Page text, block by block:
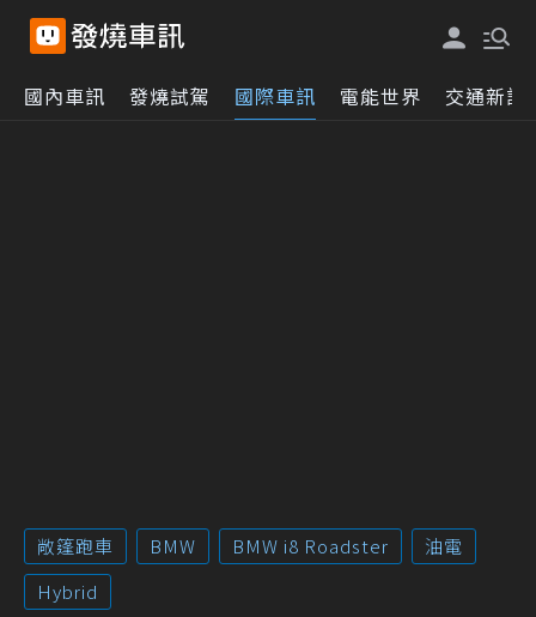
國內車訊 發燒試駕 國際車訊 電能世界 交通新訊
敞篷跑車 BMW BMW i8 Roadster
油電
Hybrid